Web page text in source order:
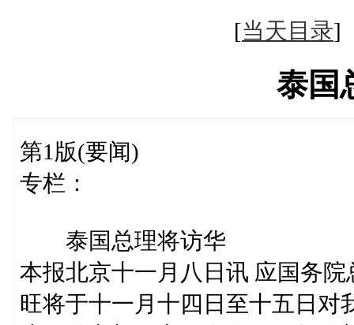
[当天目录
泰国
第1版(要闻)
专栏：
泰国总理将访华
本报北京十一月八日讯 应国务
旺将于十一月十四日至十五日对